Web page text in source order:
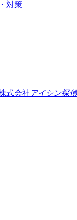
対策
式会社 アイシン探